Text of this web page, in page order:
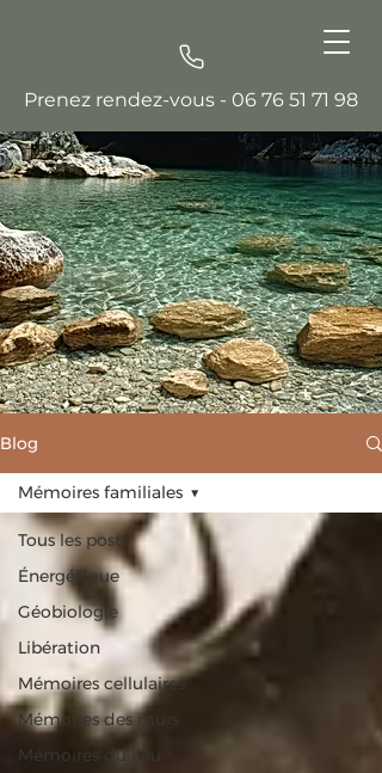
Prenez rendez-vous - 06 76 51 71 98
Blog
Tous les posts
Énergétique
Géobiologie
Libération
Mémoires cellulaires
Mémoires des murs
Mémoires du lieu
Mémoires familiales